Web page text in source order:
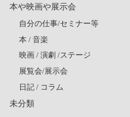
本や映画や展示会
自分の仕事/セミナー等
本 / 音楽
映画 / 演劇 /ステージ
展覧会/展示会
日記 / コラム
未分類